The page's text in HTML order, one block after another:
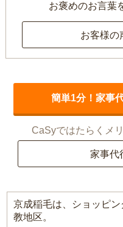
お褒めのお言葉
お客様の
簡単1分！家事
CaSyではたらくメ
家事代
京成稲毛は、ショッピ
教地区。